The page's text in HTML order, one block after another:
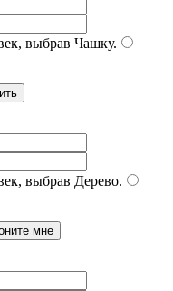
выбрав Чашку.
выбрав Дерево.